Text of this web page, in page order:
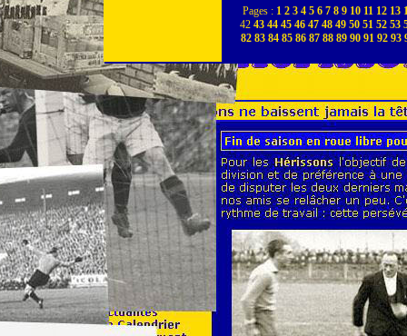
Pages : 1 2 3 4 5 6 7 8 9 10 11 12 13
42 43 44 45 46 47 48 49 50 51 52 53
82 83 84 85 86 87 88 89 90 91 92 93